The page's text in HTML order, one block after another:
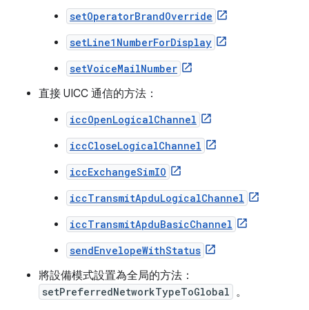
setOperatorBrandOverride
setLine1NumberForDisplay
setVoiceMailNumber
直接 UICC 通信的方法：
iccOpenLogicalChannel
iccCloseLogicalChannel
iccExchangeSimIO
iccTransmitApduLogicalChannel
iccTransmitApduBasicChannel
sendEnvelopeWithStatus
將設備模式設置為全局的方法：
setPreferredNetworkTypeToGlobal 。